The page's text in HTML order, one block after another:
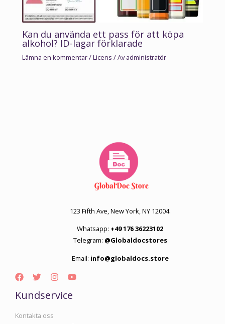
Kan du använda ett pass för att köpa
alkohol? ID-lagar förklarade
Lämna en kommentar/Licens / Avadministratör
123 Fifth Ave, New York, NY 12004.
Whatsapp: +49 176 36223102
Telegram: @Globaldocstores
Email: info@globaldocs.store
Kundservice
Kontakta oss